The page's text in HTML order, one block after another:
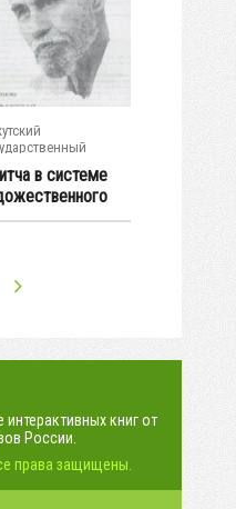
в системе
В. С....
книг от
России.
права защищены.